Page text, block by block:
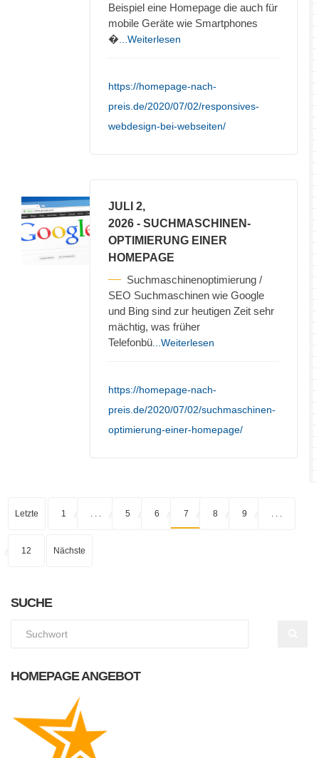
Beispiel eine Homepage die auch für
mobile Geräte wie Smartphones
� ...Weiterlesen
https://homepage-nach-
preis.de/2020/07/02/responsives-
webdesign-bei-webseiten/
JULI 2,
2026 - SUCHMASCHINEN-
OPTIMIERUNG EINER
HOMEPAGE
Suchmaschinenoptimierung /
SEO Suchmaschinen wie Google
und Bing sind zur heutigen Zeit sehr
mächtig, was früher
Telefonbü ...Weiterlesen
https://homepage-nach-
preis.de/2020/07/02/suchmaschinen-
optimierung-einer-homepage/
Letzte 1 5 6 7 8 9
12 Nächste
SUCHE
HOMEPAGE ANGEBOT